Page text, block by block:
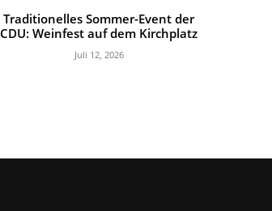
Traditionelles Sommer-Event der
CDU: Weinfest auf dem Kirchplatz
Juli 12, 2026